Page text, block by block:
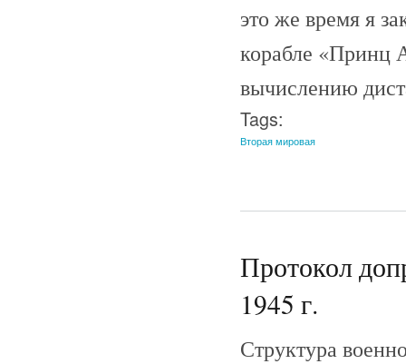
это же время я
корабле «Принц
вычислению
Tags:
Вторая мировая
Протокол
1945 г.
Структура